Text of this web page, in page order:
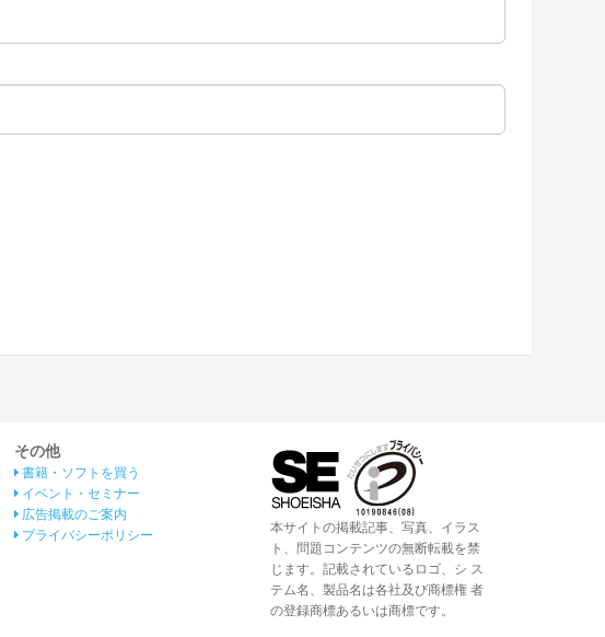
その他
書籍・ソフトを買う
イベント・セミナー
広告掲載のご案内
プライバシーポリシー
本サイトの掲載記事、写真、イラス
ト、問題コンテンツの無断転載を禁
じます。記載されているロゴ、シ ス
テム名、製品名は各社及び商標権 者
の登録商標あるいは商標です。